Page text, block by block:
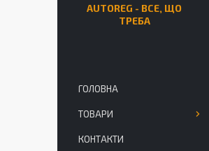
AUTOREG - ВСЕ, ЩО
ТРЕБА
ГОЛОВНА
ТОВАРИ
КОНТАКТИ